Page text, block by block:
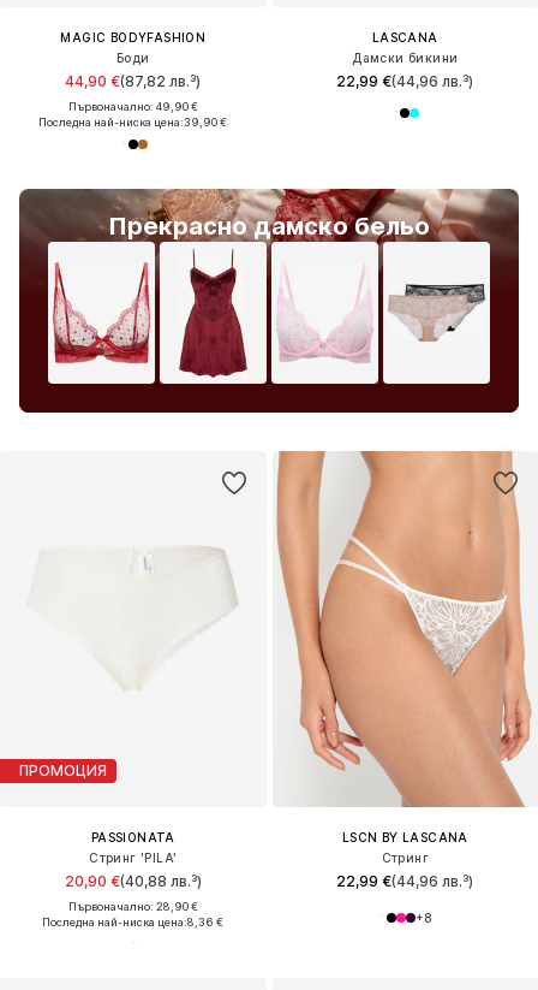
MAGIC BODYFASHION
Боди
44,90 €(87,82 лв.³)
Първоначално: 49,90 €
Последна най-ниска цена:39,90 €
Прекрасно дамско бельо
LASCANA
Дамски бикини
22,99 €(44,96 лв.³)
ПРОМОЦИЯ
PASSIONATA
Стринг 'PILA'
20,90 €(40,88 лв.³)
Първоначално: 28,90 €
Последна най-ниска цена:8,36 €
LSCN BY LASCANA
Стринг
22,99 €(44,96 лв.³)
+8